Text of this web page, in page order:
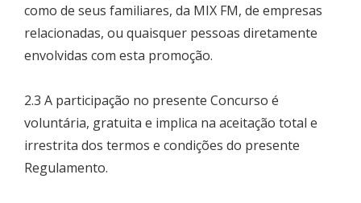
como de seus familiares, da MIX FM, de empresas
relacionadas, ou quaisquer pessoas diretamente
envolvidas com esta promoção.
2.3 A participação no presente Concurso é
voluntária, gratuita e implica na aceitação total e
irrestrita dos termos e condições do presente
Regulamento.